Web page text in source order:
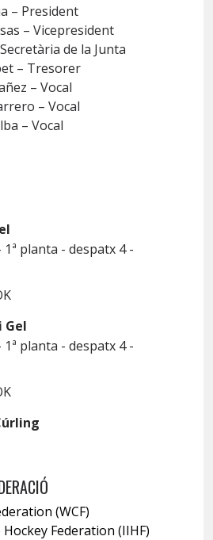
– President
– Vicepresident
de la Junta
– Tresorer
– Vocal
– Vocal
– Vocal
1ª planta - despatx 4 -
Gel
1ª planta - despatx 4 -
(WCF)
Federation (IIHF)